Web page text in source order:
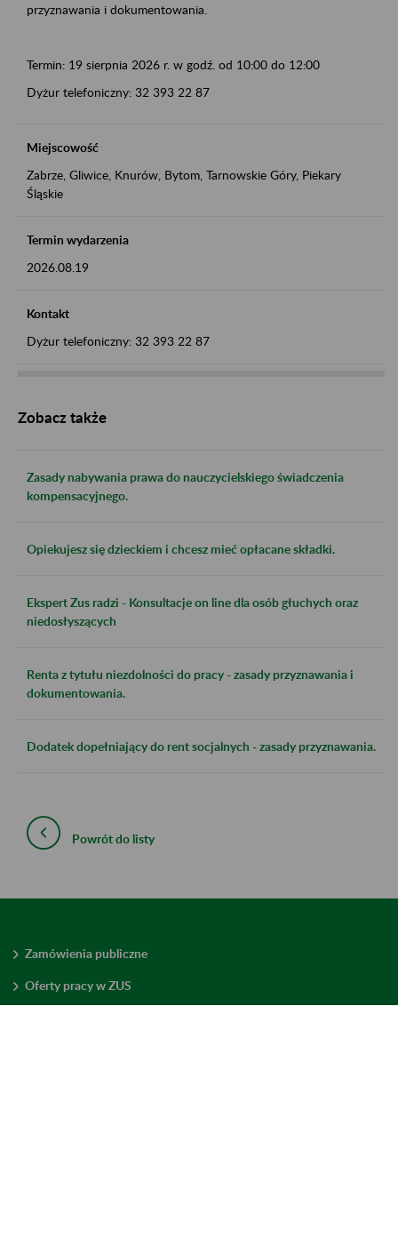
przyznawania i dokumentowania.
Termin: 19 sierpnia 2026 r. w godź. od 10:00 do 12:00
Dyżur telefoniczny: 32 393 22 87
Miejscowość
Zabrze, Gliwice, Knurów, Bytom, Tarnowskie Góry, Piekary
Śląskie
Termin wydarzenia
2026.08.19
Kontakt
Dyżur telefoniczny: 32 393 22 87
Zobacz także
Zasady nabywania prawa do nauczycielskiego świadczenia
kompensacyjnego.
Opiekujesz się dzieckiem i chcesz mieć opłacane składki.
Ekspert Zus radzi - Konsultacje on line dla osób głuchych oraz
niedosłyszących
Renta z tytułu niezdolności do pracy - zasady przyznawania i
dokumentowania.
Dodatek dopełniający do rent socjalnych - zasady przyznawania.
Powrót do listy
Zamówienia publiczne
Oferty pracy w ZUS